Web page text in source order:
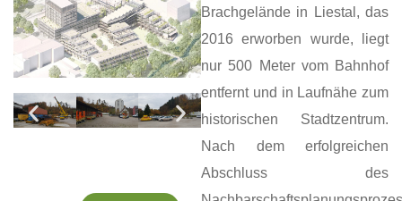
Brachgelände in Liestal, das
2016 erworben wurde, liegt
nur 500 Meter vom Bahnhof
entfernt und in Laufnähe zum
historischen Stadtzentrum.
Nach dem erfolgreichen
Abschluss des